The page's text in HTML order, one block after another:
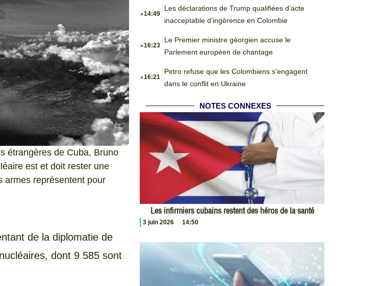
étrangères de Cuba, Bruno
est et doit rester une
armes représentent pour
de la diplomatie de
dont 9 585 sont
.14:49
Les déclarations de Trump qualifiées d’acte
inacceptable d’ingérence en Colombie
.16:23
Le Premier ministre géorgien accuse le
Parlement européen de chantage
.16:21
Petro refuse que les Colombiens s’engagent
dans le conflit en Ukraine
NOTES CONNEXES
Les infirmiers cubains restent des héros de la santé
3 juin 2026 14:50